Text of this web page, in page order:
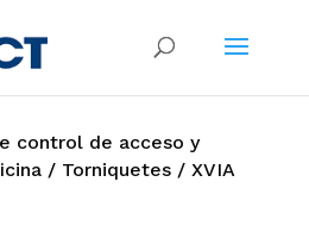
control de acceso y
/ Torniquetes/ XVIA